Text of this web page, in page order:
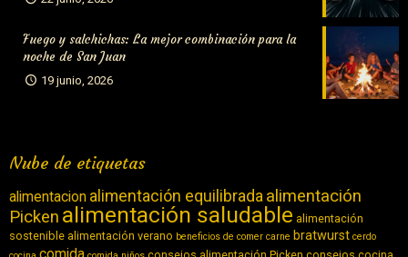
Fuego y salchichas: La mejor combinación para la
noche de San Juan
19 junio, 2026
Nube de etiquetas
alimentacion alimentación equilibrada alimentación
Picken alimentación saludable alimentación
sostenible alimentación verano beneficios de comer carne bratwurst cerdo